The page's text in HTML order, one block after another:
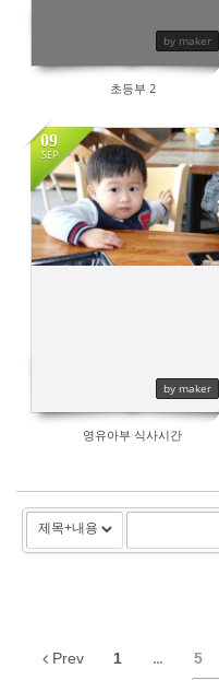
by maker
초등부 2
09
SEP
by maker
516
영유아부 식사시간
Prev 1 ... 5